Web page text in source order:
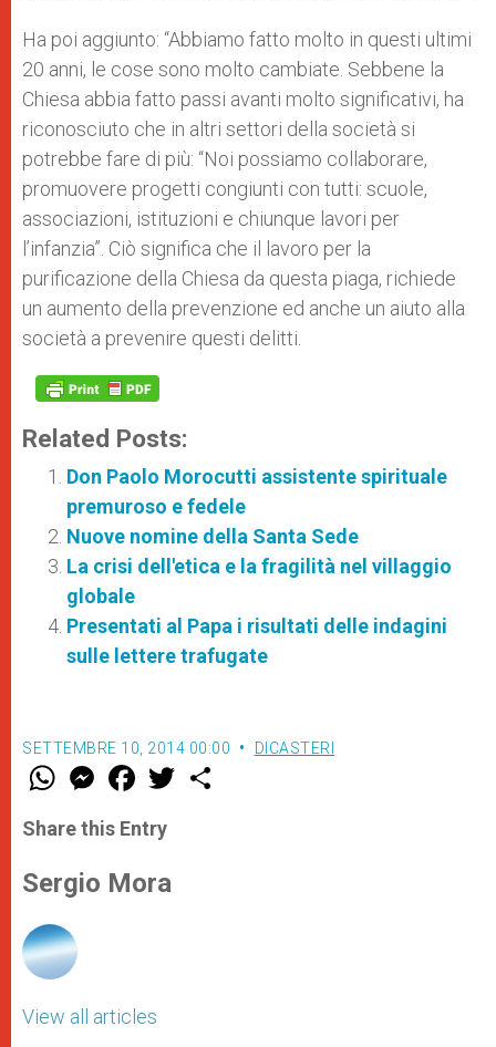
Ha poi aggiunto: “Abbiamo fatto molto in questi ultimi
20 anni, le cose sono molto cambiate. Sebbene la
Chiesa abbia fatto passi avanti molto significativi, ha
riconosciuto che in altri settori della società si
potrebbe fare di più: “Noi possiamo collaborare,
promuovere progetti congiunti con tutti: scuole,
associazioni, istituzioni e chiunque lavori per
l’infanzia”. Ciò significa che il lavoro per la
purificazione della Chiesa da questa piaga, richiede
un aumento della prevenzione ed anche un aiuto alla
società a prevenire questi delitti.
Related Posts:
Don Paolo Morocutti assistente spirituale
premuroso e fedele
Nuove nomine della Santa Sede
La crisi dell'etica e la fragilità nel villaggio
globale
Presentati al Papa i risultati delle indagini
sulle lettere trafugate
SETTEMBRE 10, 2014 00:00 DICASTERI
W
t
s
p
p
M
e
s
e
g
e
F
a
e
b
o
k
w
Share this Entry
Sergio Mora
View all articles